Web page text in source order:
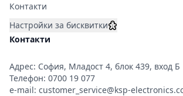
Контакти
Настройки за бисквитки
Контакти
Адрес: София, Младост 4, блок 439, вход Б
Телефон: 0700 19 077
e-mail: customer_service@ksp-